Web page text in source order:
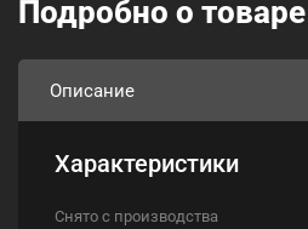
Подробно о товаре
Описание
Характеристики
Снято с производства